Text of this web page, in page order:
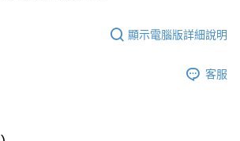
顯示電腦版詳細說明
客服